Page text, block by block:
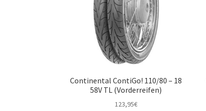
Continental ContiGo! 110/80 – 18
58V TL (Vorderreifen)
123,95€